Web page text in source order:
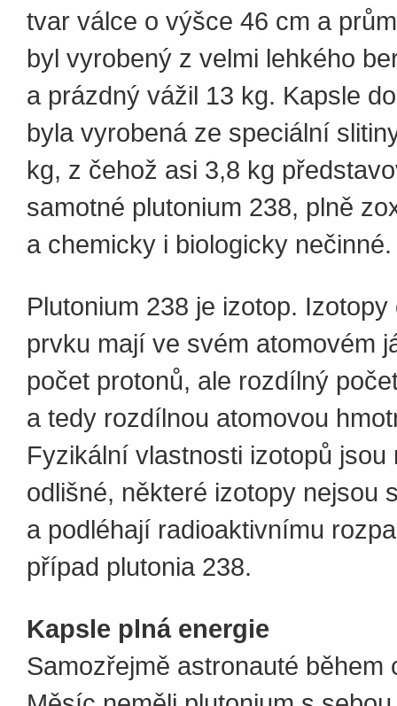
tvar válce o výšce 46 cm a
byl vyrobený z velmi lehkého
a prázdný vážil 13 kg. Kapsle
byla vyrobená ze speciální
kg, z čehož asi 3,8 kg
samotné plutonium 238, plně
a chemicky i biologicky nečinné.
Plutonium 238 je izotop. Izotopy
prvku mají ve svém atomovém
počet protonů, ale rozdílný
a tedy rozdílnou atomovou
Fyzikální vlastnosti izotopů jsou
odlišné, některé izotopy nejsou
a podléhají radioaktivnímu
případ plutonia 238.
Kapsle plná energie
Samozřejmě astronauté během